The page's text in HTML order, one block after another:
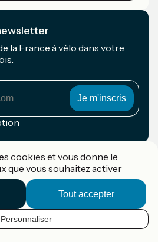
la France à vélo dans votre
cookies et vous donne le
que vous souhaitez activer
Tout accepter
Personnaliser